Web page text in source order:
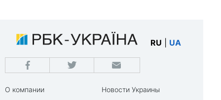
RU UA
О компании
Новости Украины